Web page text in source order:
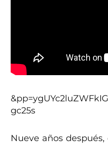
gc25s
Nueve años